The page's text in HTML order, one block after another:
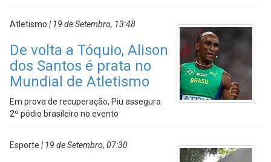
Atletismo | 19 de Setembro, 13:48
De volta a Tóquio, Alison
dos Santos é prata no
Mundial de Atletismo
Em prova de recuperação, Piu assegura
2º pódio brasileiro no evento
Esporte | 19 de Setembro, 07:30